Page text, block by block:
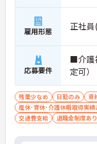
雇用形態 正社
応募要件
■介護
定可）
残業少なめ 日勤のみ 資
産休･育休･介護休暇取得実績
交通費支給
退職金制度あり